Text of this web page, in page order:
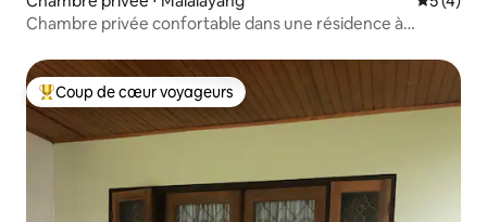
Chambre privée confortable dans une résidence à
Coups de cœur voyageurs les plus appréciés
Coup de cœur voyageurs